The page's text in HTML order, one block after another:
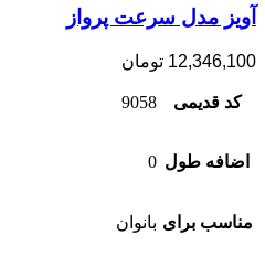
آویز مدل سرعت پرواز
12,346,100 تومان
کد قدیمی 9058
اضافه طول 0
مناسب برای بانوان